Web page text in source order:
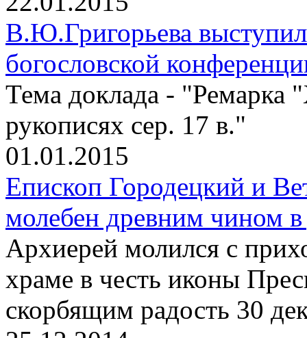
В.Ю.Григорьева
богословской
Тема доклада - "Ремарка
рукописях сер. 17 в."
01.01.2015
Епископ Городецкий и
молебен древним чином
Архиерей молился с
храме в честь иконы
скорбящим радость 30